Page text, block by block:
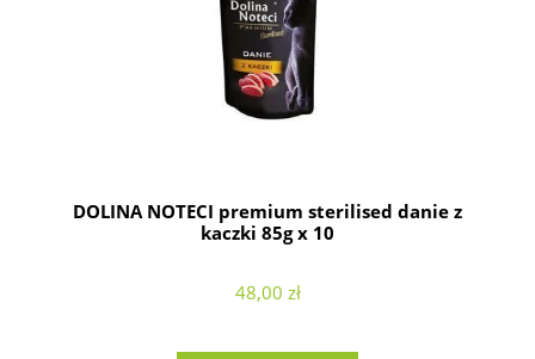
DOLINA NOTECI premium sterilised danie z
kaczki 85g x 10
48,00 zł